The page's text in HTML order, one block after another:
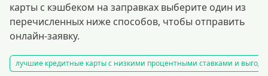
карты с кэшбеком на заправках выберите один из
перечисленных ниже способов, чтобы отправить
онлайн-заявку.
лучшие кредитные карты с низкими процентными ставками и